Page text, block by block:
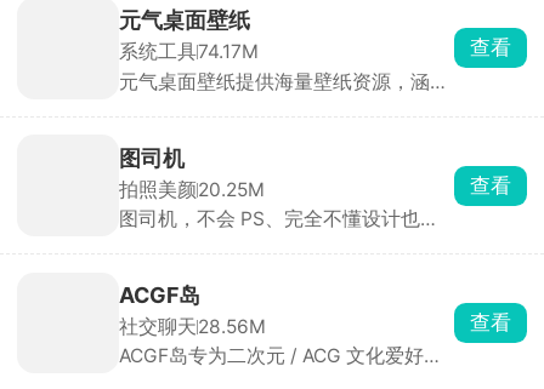
循环回放，能调点击快慢、按压时长、
循环次数。日常能用的场景特别多，手
游挂机收资源、重复日常任务，各类
APP 每日一键签到，看小说、短视频设
元气桌面壁纸
系统工具74.17M
元气桌面壁纸提供海量壁纸资源，涵盖
分壁纸支持用户自定义互动效果，如根
据鼠标位置变化、点击触发动画等，让
桌面更加个性化。同时提供多种主题和
皮肤选择，用户可以根据个人喜好自定
以根据需求自由选择和调整。
查看
图司机
拍照美颜20.25M
图司机，不会 PS、完全不懂设计也能
片，就能直接保存导出，十几秒就能做
出一张像样的海报，不用花钱找美工。
自带 AI 一键抠图，商品、人像抠边很
干净，做合成图、换背景特别省事，还
查看
ACGF岛
社交聊天28.56M
ACGF岛专为二次元 / ACG 文化爱好者
查看